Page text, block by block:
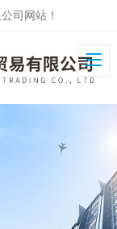
司网站！